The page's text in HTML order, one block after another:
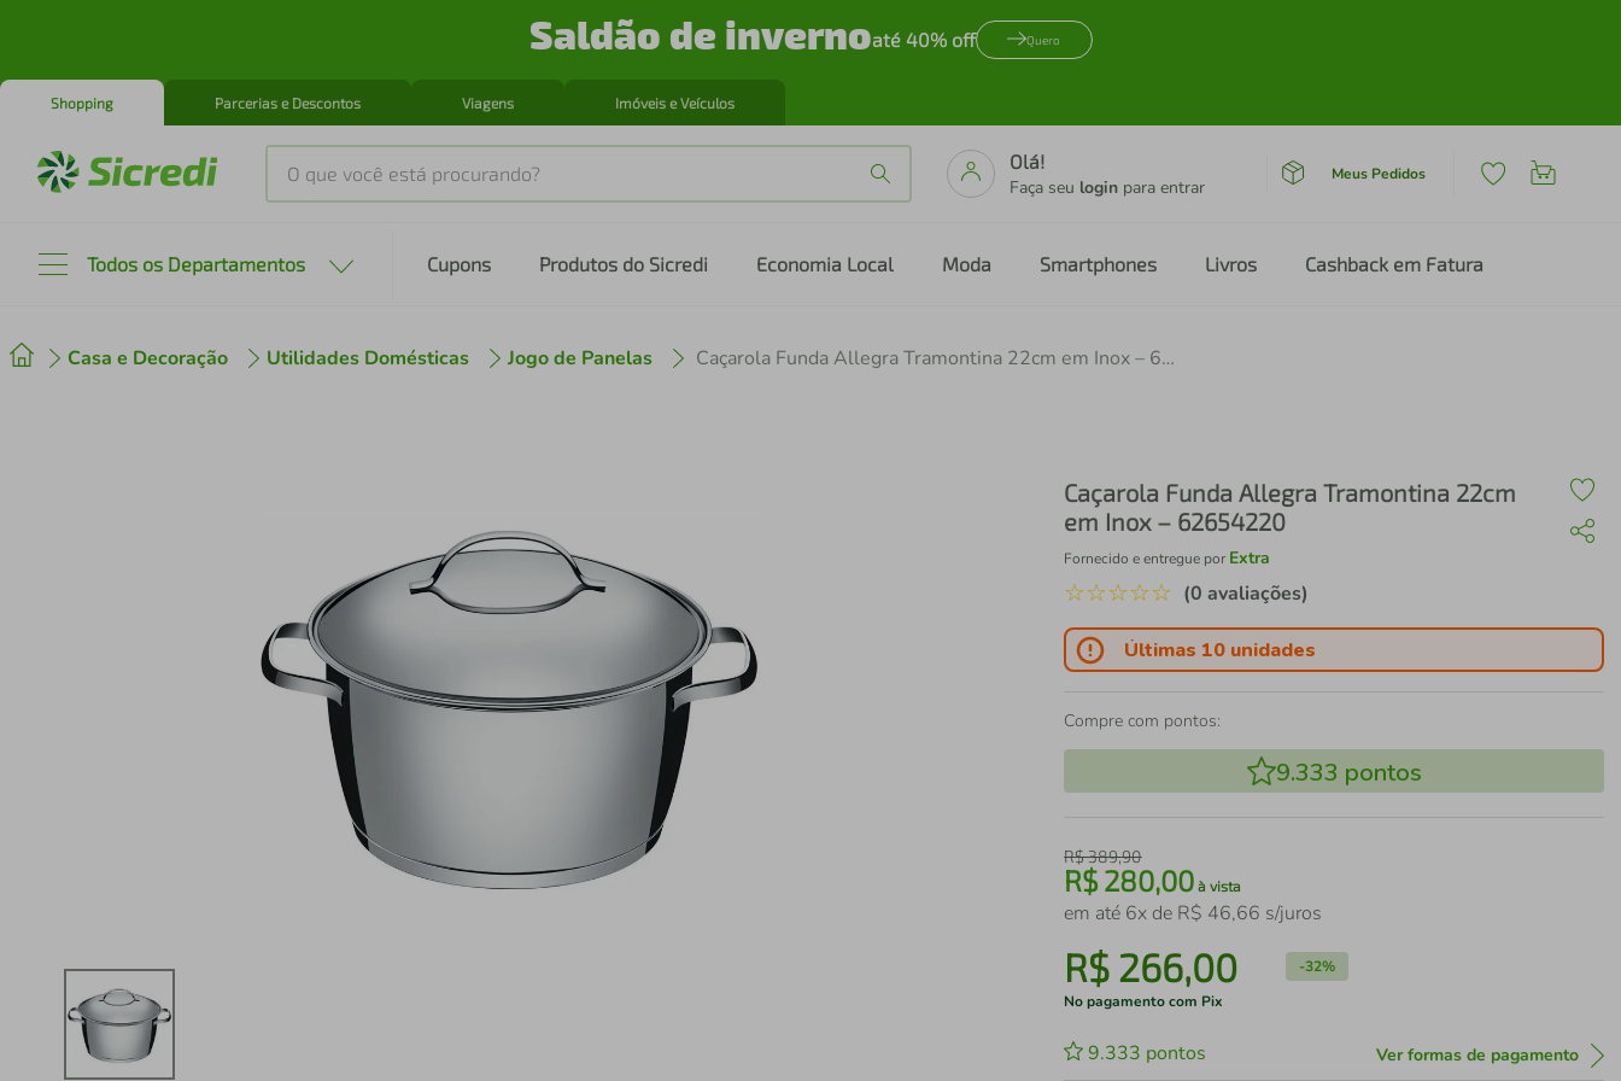
Saldão de invernoaté 40% off Quero
Shopping Parcerias e Descontos Viagens Imóveis e Veículos
O que você está procurando?
Olá!
Faça seu login para entrar
Meus Pedidos
Todos os Departamentos Cupons Produtos do Sicredi Economia Local Moda Smartphones Livros Cashback em Fatura
Casa e Decoração Utilidades Domésticas Jogo de Panelas Caçarola Funda Allegra Tramontina 22cm em Inox – 62654220
Caçarola Funda Allegra Tramontina 22cm
em Inox – 62654220
Fornecido e entregue por Extra
☆☆☆☆☆ (0 avaliações)
Últimas 10 unidades
Compre com pontos:
9.333 pontos
R$389,90
R$280,00 à vista
em até 6x de R$ 46,66 s/juros
R$ 266,00 -32%
No pagamento com Pix
9.333 pontos Ver formas de pagamento
º cafeteira